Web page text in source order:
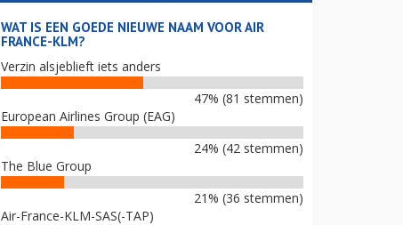
WAT IS EEN GOEDE NIEUWE NAAM VOOR AIR
FRANCE-KLM?
Verzin alsjeblieft iets anders
47% (81 stemmen)
European Airlines Group (EAG)
24% (42 stemmen)
The Blue Group
21% (36 stemmen)
Air-France-KLM-SAS(-TAP)